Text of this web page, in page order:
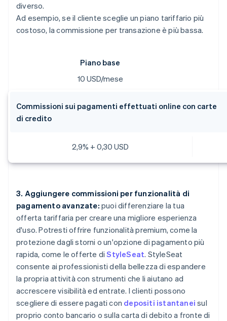
diverso.
Ad esempio, se il cliente sceglie un piano tariffario più
costoso, la commissione per transazione è più bassa.
Piano base
10 USD/mese
Commissioni sui pagamenti effettuati online con carte
di credito
2,9% + 0,30 USD
3. Aggiungere commissioni per funzionalità di
pagamento avanzate: puoi differenziare la tua
offerta tariffaria per creare una migliore esperienza
d'uso. Potresti offrire funzionalità premium, come la
protezione dagli storni o un'opzione di pagamento più
rapida, come le offerte diStyleSeat. StyleSeat
consente ai professionisti della bellezza di espandere
la propria attività con strumenti che li aiutano ad
accrescere visibilità ed entrate. I clienti possono
scegliere di essere pagati con depositi istantanei sul
proprio conto bancario o sulla carta di debito a fronte di